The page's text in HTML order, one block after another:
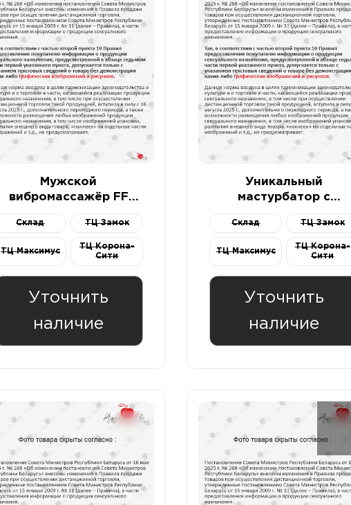
Мужской
вибромассажёр FF
бирюзовый/черный
5300859
Склад ТЦ Замок
ТЦ Максимус
ТЦ Корона-
Сити
Уточнить
наличие
Уникальный
мастурбатор с
Manta цвета хаки
Склад ТЦ Замок
ТЦ Максимус
ТЦ Корона-
Сити
Уточнить
наличие